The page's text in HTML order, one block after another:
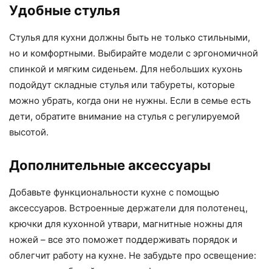
Удобные стулья
Стулья для кухни должны быть не только стильными,
но и комфортными. Выбирайте модели с эргономичной
спинкой и мягким сиденьем. Для небольших кухонь
подойдут складные стулья или табуреты, которые
можно убрать, когда они не нужны. Если в семье есть
дети, обратите внимание на стулья с регулируемой
высотой.
Дополнительные аксессуары
Добавьте функциональности кухне с помощью
аксессуаров. Встроенные держатели для полотенец,
крючки для кухонной утвари, магнитные ножны для
ножей – все это поможет поддерживать порядок и
облегчит работу на кухне. Не забудьте про освещение: